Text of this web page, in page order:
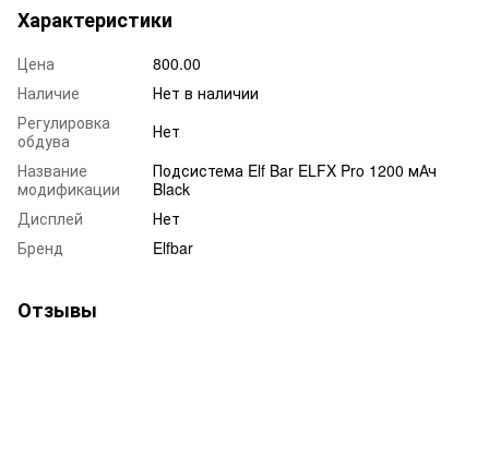
Характеристики
Цена
800.00
Наличие
Нет в наличии
Регулировка
обдува
Нет
Название
модификации
Подсистема Elf Bar ELFX Pro 1200 мАч
Black
Дисплей
Нет
Бренд
Elfbar
Отзывы